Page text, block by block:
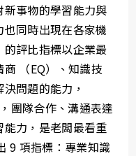
事物的學習能力與
同時出現在各家機
評比指標以企業最
（EQ）、知識技
問題的能力，
團隊合作、溝通表達
力，是老闆最看重
9 項指標：專業知識